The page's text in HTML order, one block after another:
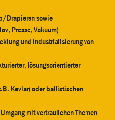
Drapieren sowie
Presse, Vakuum)
und Industrialisierung von
lösungsorientierter
Kevlar) oder ballistischen
mit vertraulichen Themen